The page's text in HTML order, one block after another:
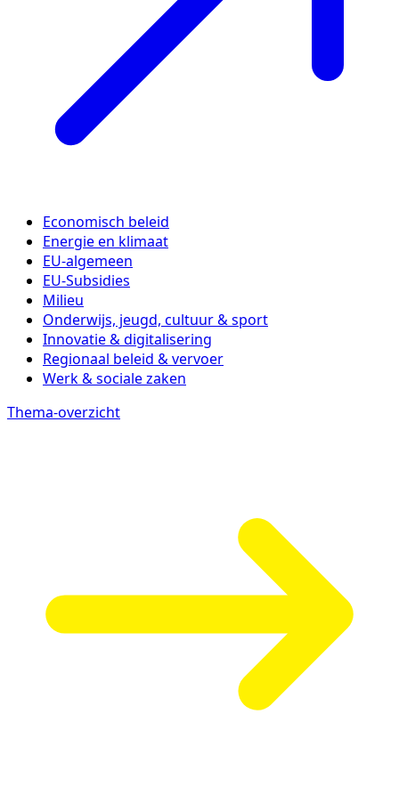
Economisch beleid
Energie en klimaat
EU-algemeen
EU-Subsidies
Milieu
Onderwijs, jeugd, cultuur & sport
Innovatie & digitalisering
Regionaal beleid & vervoer
Werk & sociale zaken
Thema-overzicht